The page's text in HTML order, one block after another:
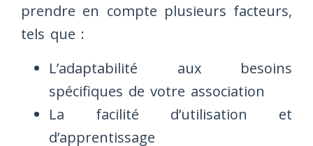
prendre en compte plusieurs facteurs,
tels que :
L’adaptabilité aux besoins
spécifiques de votre association
La facilité d’utilisation et
d’apprentissage